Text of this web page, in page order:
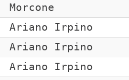
Morcone
Ariano Irpino
Ariano Irpino
Ariano Irpino